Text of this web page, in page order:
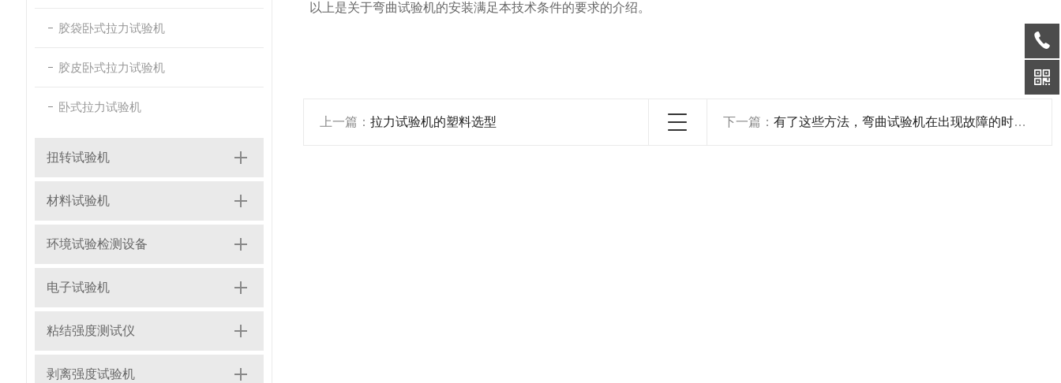
胶袋卧式拉力试验机
胶皮卧式拉力试验机
卧式拉力试验机
扭转试验机
材料试验机
环境试验检测设备
电子试验机
粘结强度测试仪
剥离强度试验机
以上是关于弯曲试验机的安装满足本技术条件的要求的介绍。
上一篇： 拉力试验机的塑料选型 下一篇：有了这些方法，弯曲试验机在出现故障的时候不用愁了